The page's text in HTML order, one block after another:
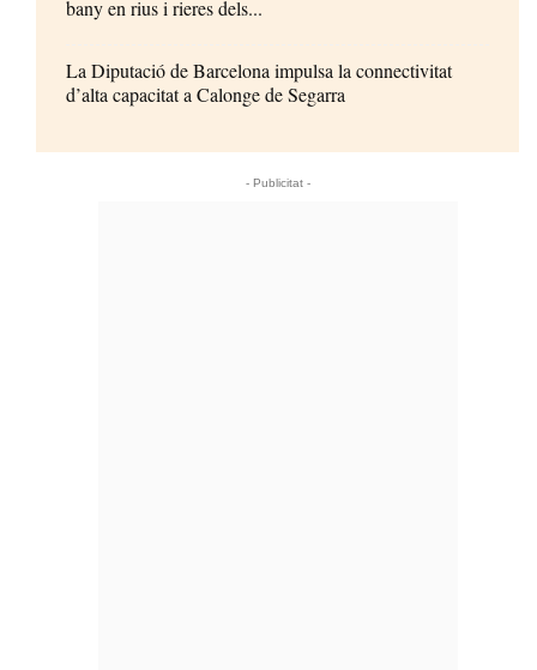
bany en rius i rieres dels...
La Diputació de Barcelona impulsa la connectivitat
d’alta capacitat a Calonge de Segarra
- Publicitat -